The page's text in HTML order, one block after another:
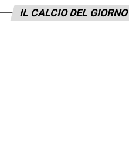
IL CALCIO DEL GIORNO